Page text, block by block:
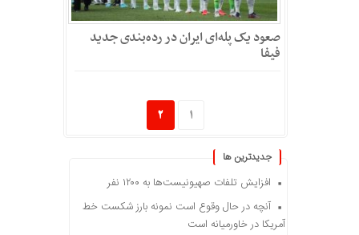
صعود یک پله‌ای ایران در رده‌بندی جدید
فیفا
1
2
جديدترين ها
افزایش تلفات صهیونیست‌ها به ۱۲۰۰ نفر
آنچه در حال وقوع است نمونه بارز شکست خط
آمریکا در خاورمیانه است